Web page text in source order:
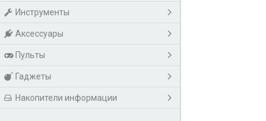
Инструменты
Аксессуары
Пульты
Гаджеты
Накопители информации